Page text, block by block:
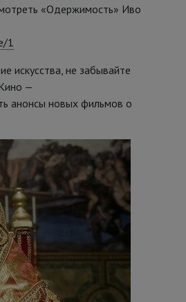
«Одержимость» Иво
1
искусства, не забывайте
—
анонсы новых фильмов о